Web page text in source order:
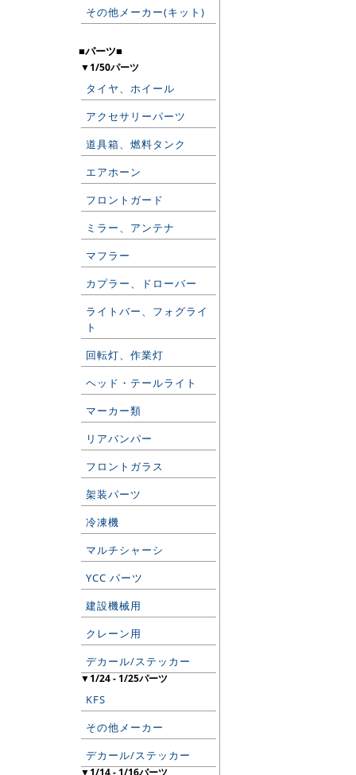
その他メーカー(キット)
■パーツ■
▼1/50パーツ
タイヤ、ホイール
アクセサリーパーツ
道具箱、燃料タンク
エアホーン
フロントガード
ミラー、アンテナ
マフラー
カプラー、ドローバー
ライトバー、フォグライ
ト
回転灯、作業灯
ヘッド・テールライト
マーカー類
リアバンパー
フロントガラス
架装パーツ
冷凍機
マルチシャーシ
YCC パーツ
建設機械用
クレーン用
デカール/ステッカー
▼1/24 - 1/25パーツ
KFS
その他メーカー
デカール/ステッカー
▼1/14 - 1/16パーツ